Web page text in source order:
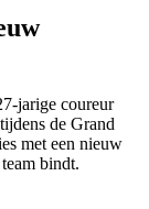
jarige coureur
de Grand
met een nieuw
bindt.